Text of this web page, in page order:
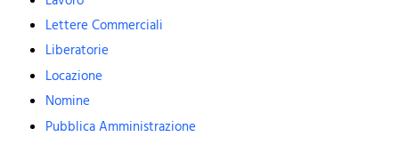
Lettere Commerciali
Liberatorie
Locazione
Nomine
Pubblica Amministrazione